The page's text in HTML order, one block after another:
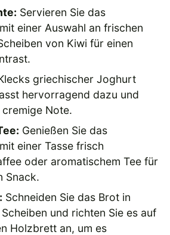
Servieren Sie das
einer Auswahl an frischen
von Kiwi für einen
griechischer Joghurt
hervorragend dazu und
Note.
Genießen Sie das
einer Tasse frisch
oder aromatischem Tee für
Snack.
Schneiden Sie das Brot in
und richten Sie es auf
Holzbrett an, um es